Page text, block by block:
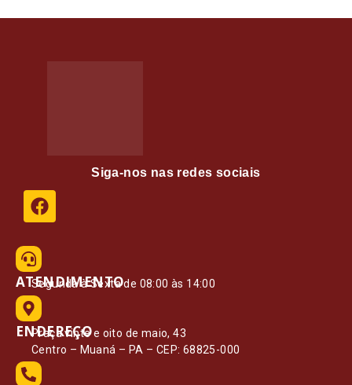
Siga-nos nas redes sociais
ATENDIMENTO
Segunda à Sexta de 08:00 às 14:00
ENDEREÇO
Praça vinte e oito de maio, 43
Centro – Muaná – PA – CEP: 68825-000